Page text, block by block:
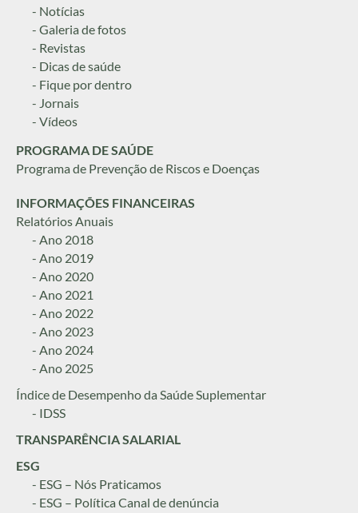
- Notícias
- Galeria de fotos
- Revistas
- Dicas de saúde
- Fique por dentro
- Jornais
- Vídeos
PROGRAMA DE SAÚDE
Programa de Prevenção de Riscos e Doenças
INFORMAÇÕES FINANCEIRAS
Relatórios Anuais
- Ano 2018
- Ano 2019
- Ano 2020
- Ano 2021
- Ano 2022
- Ano 2023
- Ano 2024
- Ano 2025
Índice de Desempenho da Saúde Suplementar
- IDSS
TRANSPARÊNCIA SALARIAL
ESG
- ESG – Nós Praticamos
- ESG – Política Canal de denúncia